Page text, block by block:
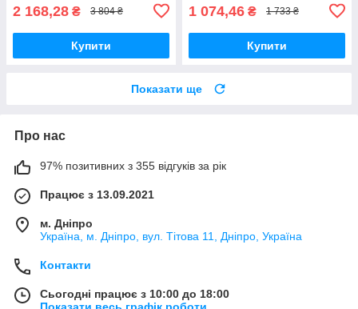
2 168,28 ₴ 3 804 ₴
Купити
1 074,46 ₴ 1 733 ₴
Купити
Показати ще
Про нас
97% позитивних з 355 відгуків за рік
Працює з 13.09.2021
м. Дніпро
Україна, м. Дніпро, вул. Тітова 11, Дніпро, Україна
Контакти
Сьогодні працює з 10:00 до 18:00